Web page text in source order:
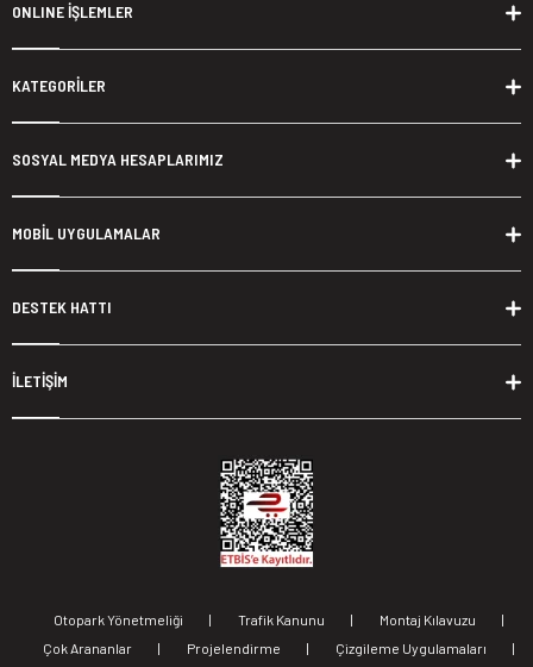
ONLINE İŞLEMLER
KATEGORİLER
SOSYAL MEDYA HESAPLARIMIZ
MOBİL UYGULAMALAR
DESTEK HATTI
İLETİŞİM
Otopark Yönetmeliği | Trafik Kanunu | Montaj Kılavuzu
|
Çok Arananlar
| Projelendirme | Çizgileme Uygulamaları |